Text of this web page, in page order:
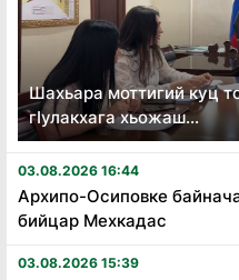
Шахьара моттигий куц
гӏулакхага хьожаш...
03.08.2026 16:44
Архипо-Осиповке
бийцар Мехкадас
03.08.2026 15:39